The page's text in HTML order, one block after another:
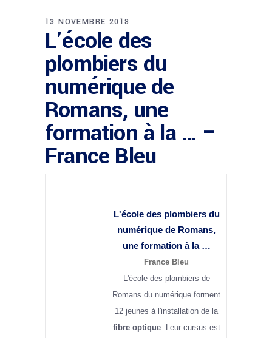
13 NOVEMBRE 2018
L’école des
plombiers du
numérique de
Romans, une
formation à la … –
France Bleu
L'école des plombiers du
numérique de Romans,
une formation à la …
France Bleu
L'école des plombiers de
Romans du numérique forment
12 jeunes à l'installation de la
fibre optique. Leur cursus est